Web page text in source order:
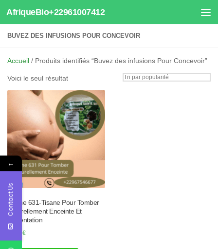
Au dessous du contenu
AfriqueBio+22961007412
BUVEZ DES INFUSIONS POUR CONCEVOIR
Accueil / Produits identifiés “Buvez des infusions Pour Concevoir”
Voici le seul résultat
Tisane 631-Tisane Pour Tomber
Naturellement Enceinte Et
Alimentation
50.00€
←
Contact Us